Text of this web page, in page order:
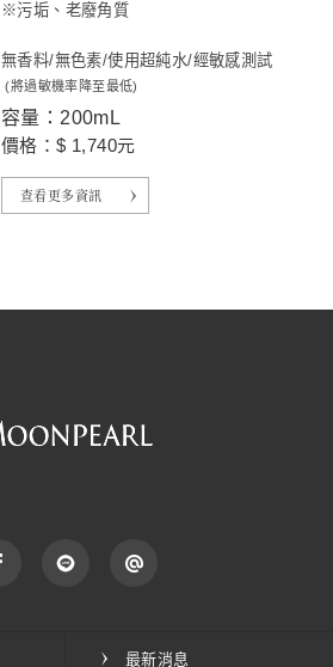
※污垢、老廢角質
無香料/無色素/使用超純水/經敏感測試
(將過敏機率降至最低)
容量：200mL
價格：$ 1,740元
查看更多資訊
最新消息